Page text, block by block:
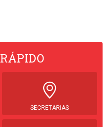
RÁPIDO
SECRETARIAS